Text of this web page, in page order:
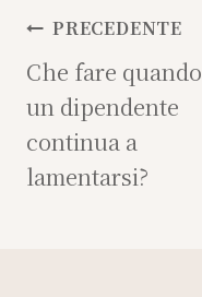
Navigazione
articoli
PRECEDENTE
Che fare quando
un dipendente
continua a
lamentarsi?